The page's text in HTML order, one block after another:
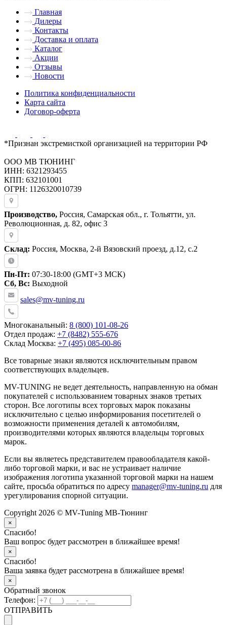
Главная
Дилеры
Контакты
Доставка и оплата
Каталог
Акции
Отзывы
Новости
Политика конфиденциальности
Карта сайта
Договор-оферта
*Признан экстремисткой организацией на территории РФ
ООО МВ ТЮНИНГ
ИНН: 6321293455
КПП: 632101001
ОГРН: 1126320010739
Производство, Россия, Самарская обл., г. Тольятти, ул.
Революционная, д. 82, офис 3
Склад: Россия, Москва, 2-й Вязовский проезд, д.12, с.2
Пн-Пт: 07:30-18:00 (GMT+3 МСК)
Сб, Вс: Выходной
sales@mv-tuning.ru
Многоканальный: 8 (800) 101-08-26
Отдел продаж: +7 (8482) 555-676
Склад Москва: +7 (495) 085-00-86
Все товарные знаки являются исключительным правом
соответствующих владельцев.
MV-TUNING не ведет деятельность, направленную на обман
покупателей с использованием товарных знаков третьих
сторон. Все логотипы всех торговых марок показаны
исключительно с целью информирования посетителей о
возможности применения деталей к автомобилям,
производителями которых являются владельцы торговых
марок.
Если вы являетесь представителем правообладателя какой-
либо торговой марки, и вас не устраивает наличие
изображения логотипа указанной торговой марки на нашем
сайте, просьба обратиться по адресу manager@mv-tuning.ru для
урегулирования спорной ситуации.
Copyright 2026 © MV-Tuning МВ-Тюнинг
×
Спасибо!
Ваш вопрос будет рассмотрен в ближайшее время!
×
Спасибо!
Ваша заявка будет рассмотрена в ближайшее время!
×
Обратный звонок
Телефон:
ОТПРАВИТЬ